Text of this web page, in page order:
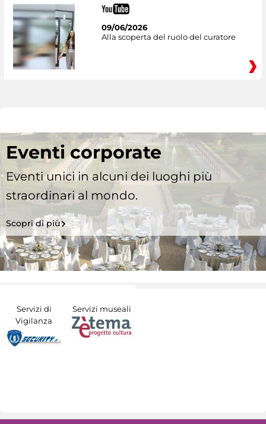
09/06/2026
Alla scoperta del ruolo del curatore
Eventi corporate
Eventi unici in alcuni dei luoghi più
straordinari al mondo.
Scopri di più
Servizi di
Vigilanza
Servizi museali